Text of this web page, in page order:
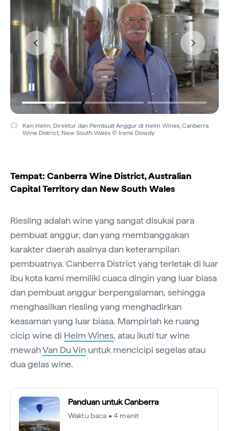
Ken Helm, Direktur dan Pembuat Anggur di Helm Wines, Canberra
Wine District, New South Wales © Irene Dowdy
Tempat: Canberra Wine District, Australian
Capital Territory dan New South Wales
Riesling adalah wine yang sangat disukai para
pembuat anggur, dan yang membanggakan
karakter daerah asalnya dan keterampilan
pembuatnya. Canberra District yang terletak di luar
ibu kota kami memiliki cuaca dingin yang luar biasa
dan pembuat anggur berpengalaman, sehingga
menghasilkan riesling yang menghadirkan
keasaman yang luar biasa. Mampirlah ke ruang
cicip wine di Helm Wines, atau ikuti tur wine
mewahVan Du Vin untuk mencicipi segelas atau
dua gelas wine.
Panduan untuk Canberra
Waktu baca • 4 menit